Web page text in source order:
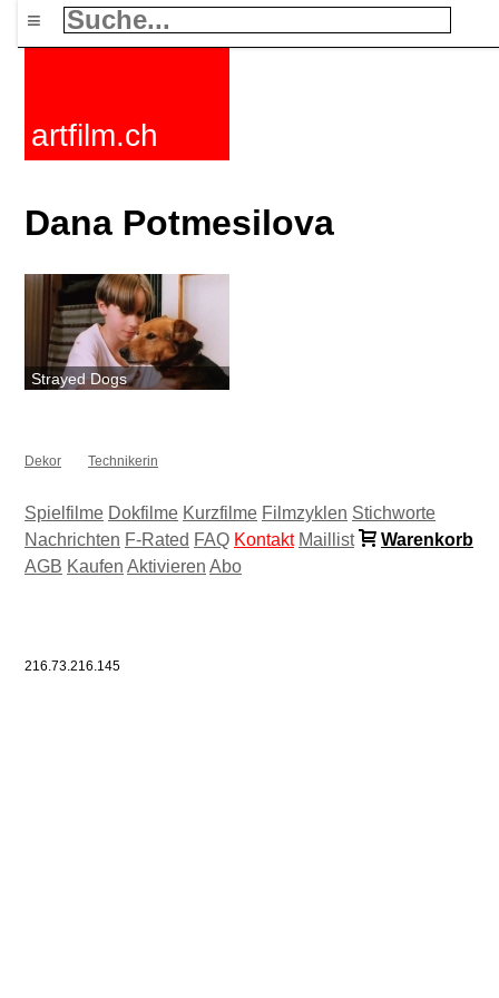
≡
artfilm.ch
Dana Potmesilova
Strayed Dogs
Dekor Technikerin
Spielfilme Dokfilme Kurzfilme Filmzyklen Stichworte
Nachrichten F-Rated FAQ Kontakt Maillist
Warenkorb
AGB Kaufen Aktivieren Abo
216.73.216.145